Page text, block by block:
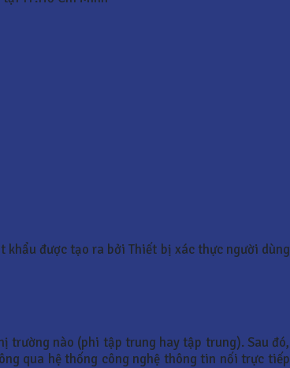
được tạo ra bởi Thiết bị xác thực người dùng
trường nào (phi tập trung hay tập trung). Sau đó,
qua hệ thống công nghệ thông tin nối trực tiếp